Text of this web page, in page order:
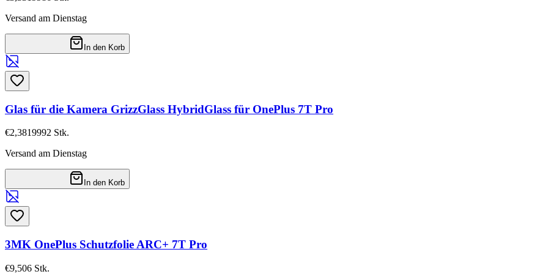
Versand am Dienstag
In den Korb
Glas für die Kamera GrizzGlass HybridGlass für OnePlus 7T Pro
€2,3819992 Stk.
Versand am Dienstag
In den Korb
3MK OnePlus Schutzfolie ARC+ 7T Pro
€9,506 Stk.